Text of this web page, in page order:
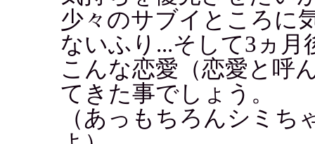
少々のサブイところに
ないふり...そして3ヵ月
こんな恋愛（恋愛と呼
てきた事でしょう。
（あっもちろんシミ